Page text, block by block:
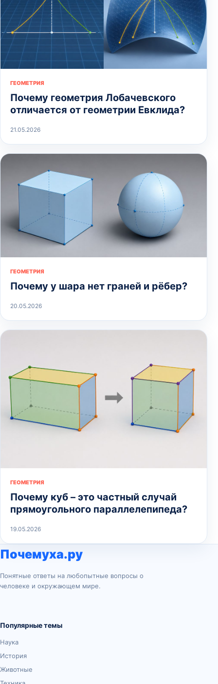
ГЕОМЕТРИЯ
Почему геометрия Лобачевского
отличается от геометрии Евклида?
21.05.2026
ГЕОМЕТРИЯ
Почему у шара нет граней и рёбер?
20.05.2026
ГЕОМЕТРИЯ
Почему куб – это частный случай
прямоугольного параллелепипеда?
19.05.2026
Почемуха.ру
Понятные ответы на любопытные вопросы о
человеке и окружающем мире.
Популярные темы
Наука
История
Животные